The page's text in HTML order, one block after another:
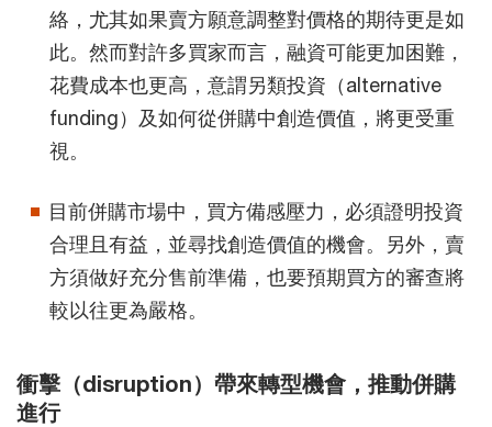
絡，尤其如果賣方願意調整對價格的期待更是如
此。然而對許多買家而言，融資可能更加困難，
花費成本也更高，意謂另類投資（alternative
funding）及如何從併購中創造價值，將更受重
視。
目前併購市場中，買方備感壓力，必須證明投資
合理且有益，並尋找創造價值的機會。另外，賣
方須做好充分售前準備，也要預期買方的審查將
較以往更為嚴格。
衝擊（disruption）帶來轉型機會，推動併購
進行